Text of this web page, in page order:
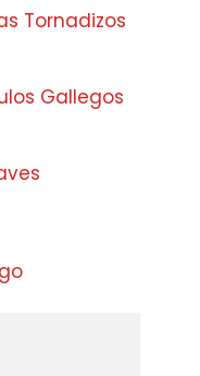
Tornadizos
Gallegos